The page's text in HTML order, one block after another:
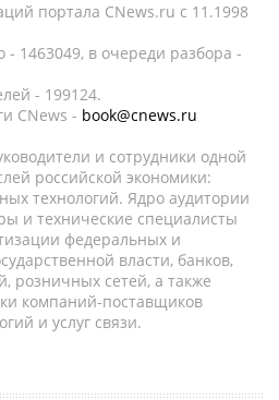
портала CNews.ru c 11.1998
1463049, в очереди разбора -
- 199124.
CNews - book@cnews.ru
и сотрудники одной
российской экономики:
технологий. Ядро аудитории
и технические специалисты
федеральных и
власти, банков,
сетей, а также
компаний-поставщиков
и услуг связи.